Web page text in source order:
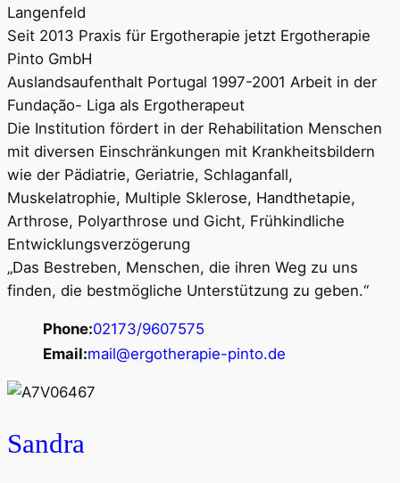
Langenfeld
Seit 2013 Praxis für Ergotherapie jetzt Ergotherapie
Pinto GmbH
Auslandsaufenthalt Portugal 1997-2001 Arbeit in der
Fundação- Liga als Ergotherapeut
Die Institution fördert in der Rehabilitation Menschen
mit diversen Einschränkungen mit Krankheitsbildern
wie der Pädiatrie, Geriatrie, Schlaganfall,
Muskelatrophie, Multiple Sklerose, Handthetapie,
Arthrose, Polyarthrose und Gicht, Frühkindliche
Entwicklungsverzögerung
„Das Bestreben, Menschen, die ihren Weg zu uns
finden, die bestmögliche Unterstützung zu geben.“
Phone:02173/9607575
Email:mail@ergotherapie-pinto.de
Sandra